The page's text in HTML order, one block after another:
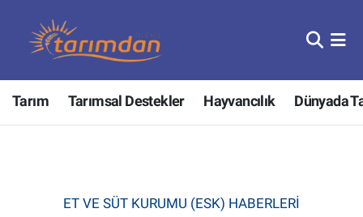
Tarım Tarımsal Destekler Hayvancılık Dünyada
ET VE SÜT KURUMU (ESK) HABERLERI
Tarım
Hayvancılık
Nöbetçi Eczaneler
Hava Durumu